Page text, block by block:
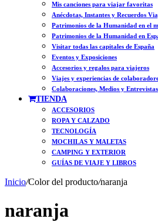
Mis canciones para viajar favoritas
Anécdotas, Instantes y Recuerdos
Patrimonios de la Humanidad en el
Patrimonios de la Humanidad en
Visitar todas las capitales de España
Eventos y Exposiciones
Accesorios y regalos para viajeros
Viajes y experiencias de
Colaboraciones, Medios y Entrevistas
TIENDA
ACCESORIOS
ROPA Y CALZADO
TECNOLOGÍA
MOCHILAS Y MALETAS
CAMPING Y EXTERIOR
GUÍAS DE VIAJE Y LIBROS
Inicio/Color del producto/naranja
naranja